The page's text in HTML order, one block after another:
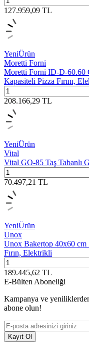
127.959,09 TL
YeniÜrün
Moretti Forni
Moretti Forni ID-D-60.60
Kapasiteli Pizza Fırını,
208.166,29 TL
YeniÜrün
Vital
Vital GO-85 Taş Tabanlı
70.497,21 TL
YeniÜrün
Unox
Unox Bakertop 40x60 cm
Fırın, Elektrikli
189.445,62 TL
E-Bülten Aboneliği
Kampanya ve
abone olun!
Kayıt Ol